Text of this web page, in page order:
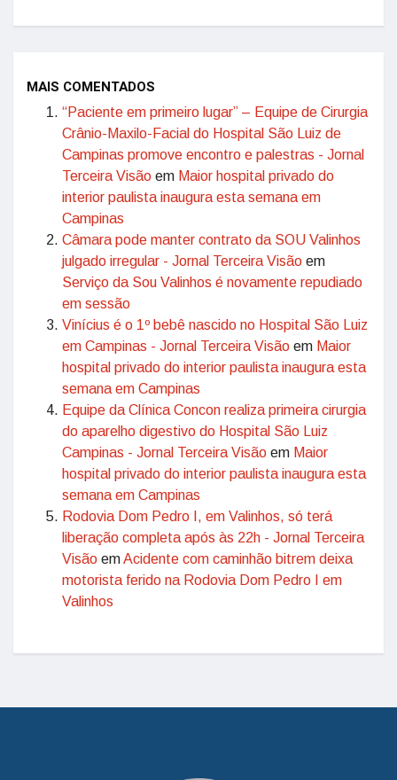
MAIS COMENTADOS
“Paciente em primeiro lugar” – Equipe de Cirurgia
Crânio-Maxilo-Facial do Hospital São Luiz de
Campinas promove encontro e palestras - Jornal
Terceira Visão em Maior hospital privado do
interior paulista inaugura esta semana em
Campinas
Câmara pode manter contrato da SOU Valinhos
julgado irregular - Jornal Terceira Visão em
Serviço da Sou Valinhos é novamente repudiado
em sessão
Vinícius é o 1º bebê nascido no Hospital São Luiz
em Campinas - Jornal Terceira Visão em Maior
hospital privado do interior paulista inaugura esta
semana em Campinas
Equipe da Clínica Concon realiza primeira cirurgia
do aparelho digestivo do Hospital São Luiz
Campinas - Jornal Terceira Visão em Maior
hospital privado do interior paulista inaugura esta
semana em Campinas
Rodovia Dom Pedro I, em Valinhos, só terá
liberação completa após às 22h - Jornal Terceira
Visão emAcidente com caminhão bitrem deixa
motorista ferido na Rodovia Dom Pedro I em
Valinhos